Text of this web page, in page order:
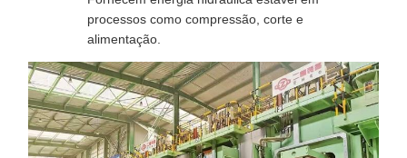
processos como compressão, corte e
alimentação.